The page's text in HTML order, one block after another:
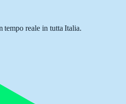
tempo reale in tutta Italia.